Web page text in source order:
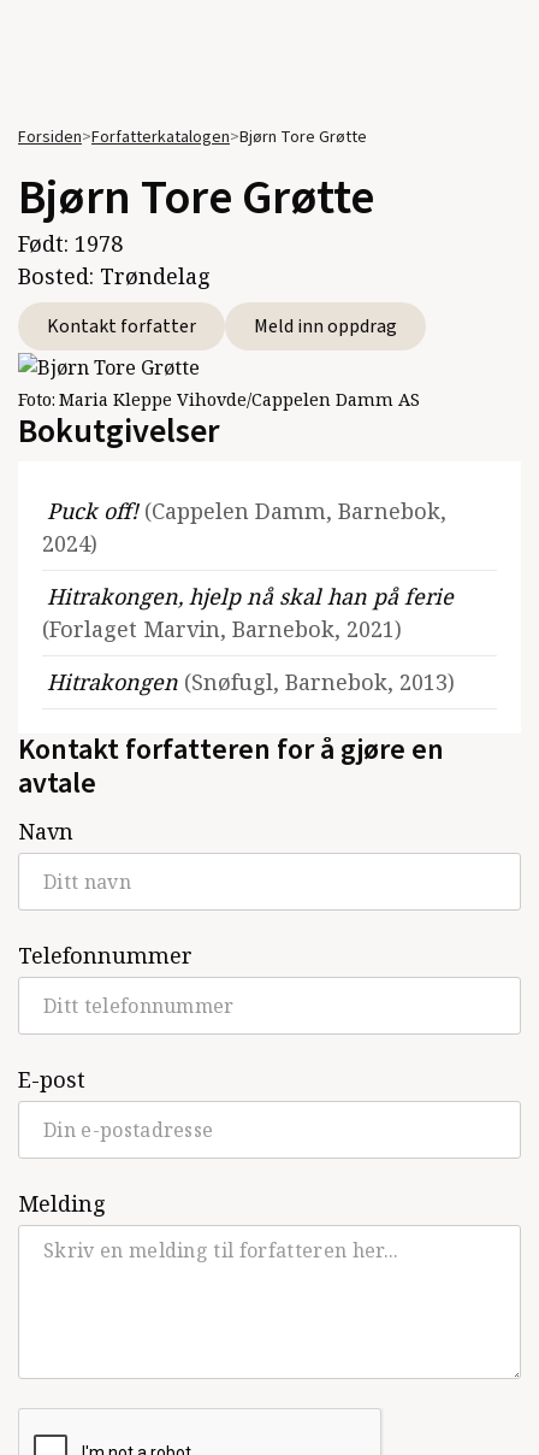
Forsiden>Forfatterkatalogen>Bjørn Tore Grøtte
Bjørn Tore Grøtte
Født: 1978
Bosted: Trøndelag
Kontakt forfatter Meld inn oppdrag
Foto: Maria Kleppe Vihovde/Cappelen Damm AS
Bokutgivelser
Puck off!(Cappelen Damm, Barnebok,
2024)
Hitrakongen, hjelp nå skal han på ferie
(Forlaget Marvin, Barnebok, 2021)
Hitrakongen (Snøfugl, Barnebok, 2013)
Kontakt forfatteren for å gjøre en
avtale
Navn
Telefonnummer
E-post
Melding